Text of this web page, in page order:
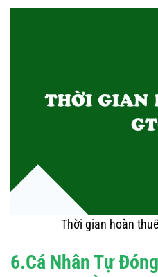
Thời gian hoàn
6.Cá Nhân Tự